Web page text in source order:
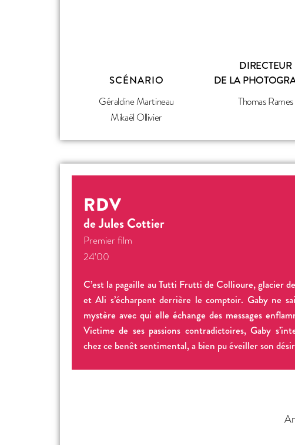
SCÉNARIO
Géraldine Martineau
Mikaël Ollivier
DIRECTEUR
DE LA
Thomas Rames
RDV
de Jules Cottier
Premier film
24'00
C’est la pagaille au Tutti Frutti de Collioure, glacier
et Ali s’écharpent derrière le comptoir. Gaby ne
mystère avec qui elle échange des messages
Victime de ses passions contradictoires, Gaby
chez ce benêt sentimental, a bien pu éveiller son